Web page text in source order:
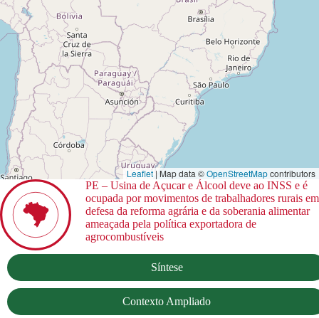
Leaflet | Map data ©OpenStreetMapcontributors
PE – Usina de Açucar e Álcool deve ao INSS e é
ocupada por movimentos de trabalhadores rurais em
defesa da reforma agrária e da soberania alimentar
ameaçada pela política exportadora de
agrocombustíveis
Síntese
Contexto Ampliado